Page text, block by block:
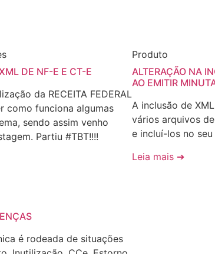
DE NF-E E CT-E
da RECEITA FEDERAL
como funciona algumas
sendo assim venho
Partiu #TBT!!!!
Produto
ALTERAÇÃO NA
AO EMITIR
A inclusão de
vários arquivos
e incluí-los no
Leia mais ➔
é rodeada de situações